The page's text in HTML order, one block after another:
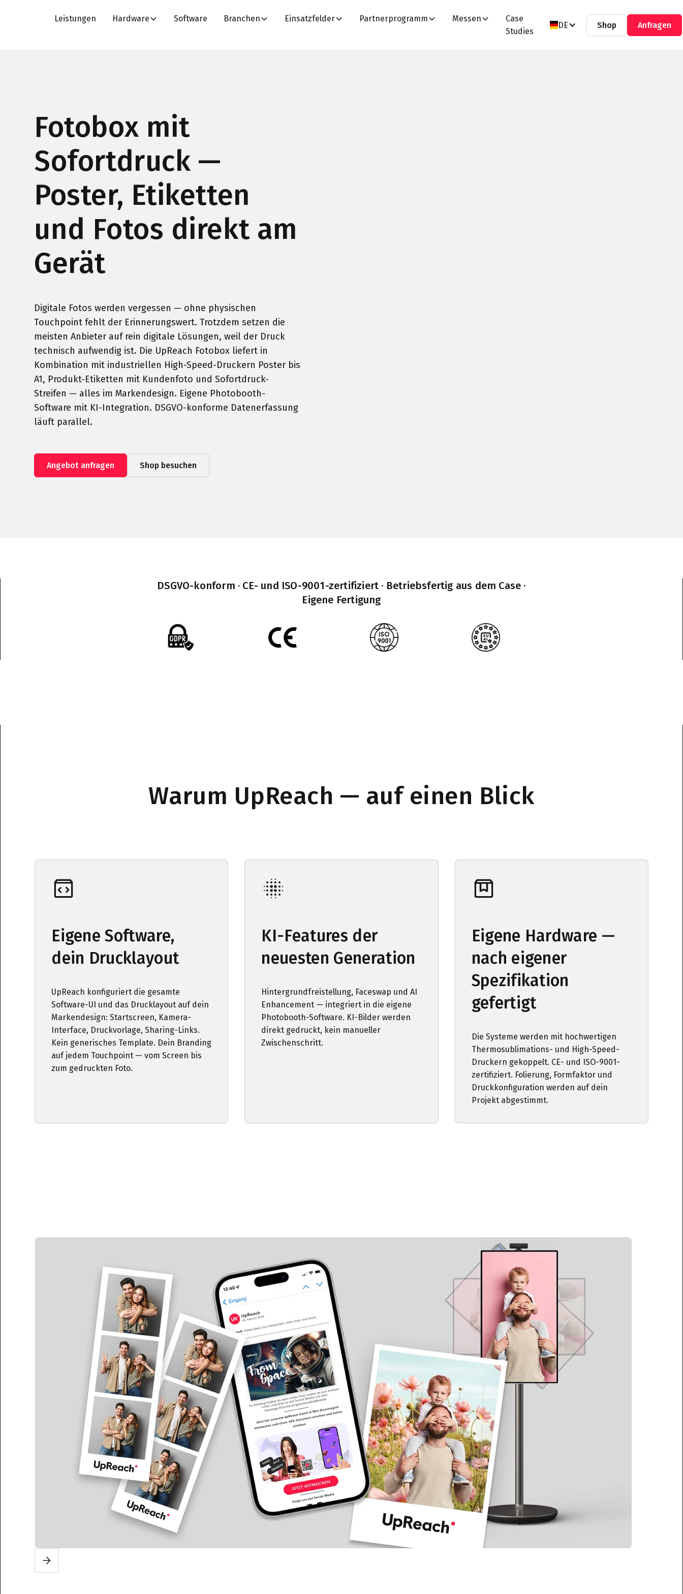
Leistungen Hardware Software Branchen Einsatzfelder Partnerprogramm Messen
Case
Studies
DE Shop Anfragen
Fotobox mit
Sofortdruck —
Poster, Etiketten
und Fotos direkt am
Gerät
Digitale Fotos werden vergessen — ohne physischen
Touchpoint fehlt der Erinnerungswert. Trotzdem setzen die
meisten Anbieter auf rein digitale Lösungen, weil der Druck
technisch aufwendig ist. Die UpReach Fotobox liefert in
Kombination mit industriellen High-Speed-Druckern Poster bis
A1, Produkt-Etiketten mit Kundenfoto und Sofortdruck-
Streifen — alles im Markendesign. Eigene Photobooth-
Software mit KI-Integration. DSGVO-konforme Datenerfassung
läuft parallel.
Angebot anfragen Shop besuchen
DSGVO-konform · CE- und ISO-9001-zertifiziert · Betriebsfertig aus dem Case ·
Eigene Fertigung
Warum UpReach — auf einen Blick
Eigene Software,
dein Drucklayout
UpReach konfiguriert die gesamte
Software-UI und das Drucklayout auf dein
Markendesign: Startscreen, Kamera-
Interface, Druckvorlage, Sharing-Links.
Kein generisches Template. Dein Branding
auf jedem Touchpoint — vom Screen bis
zum gedruckten Foto.
KI-Features der
neuesten Generation
Hintergrundfreistellung, Faceswap und AI
Enhancement — integriert in die eigene
Photobooth-Software. KI-Bilder werden
direkt gedruckt, kein manueller
Zwischenschritt.
Eigene Hardware —
nach eigener
Spezifikation
gefertigt
Die Systeme werden mit hochwertigen
Thermosublimations- und High-Speed-
Druckern gekoppelt. CE- und ISO-9001-
zertifiziert. Folierung, Formfaktor und
Druckkonfiguration werden auf dein
Projekt abgestimmt.
Slide 2 of 3.